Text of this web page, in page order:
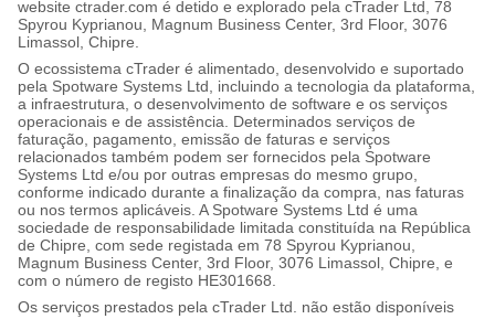
website ctrader.com é detido e explorado pela cTrader Ltd, 78
Spyrou Kyprianou, Magnum Business Center, 3rd Floor, 3076
Limassol, Chipre.
O ecossistema cTrader é alimentado, desenvolvido e suportado
pela Spotware Systems Ltd, incluindo a tecnologia da plataforma,
a infraestrutura, o desenvolvimento de software e os serviços
operacionais e de assistência. Determinados serviços de
faturação, pagamento, emissão de faturas e serviços
relacionados também podem ser fornecidos pela Spotware
Systems Ltd e/ou por outras empresas do mesmo grupo,
conforme indicado durante a finalização da compra, nas faturas
ou nos termos aplicáveis. A Spotware Systems Ltd é uma
sociedade de responsabilidade limitada constituída na República
de Chipre, com sede registada em 78 Spyrou Kyprianou,
Magnum Business Center, 3rd Floor, 3076 Limassol, Chipre, e
com o número de registo HE301668.
Os serviços prestados pela cTrader Ltd. não estão disponíveis